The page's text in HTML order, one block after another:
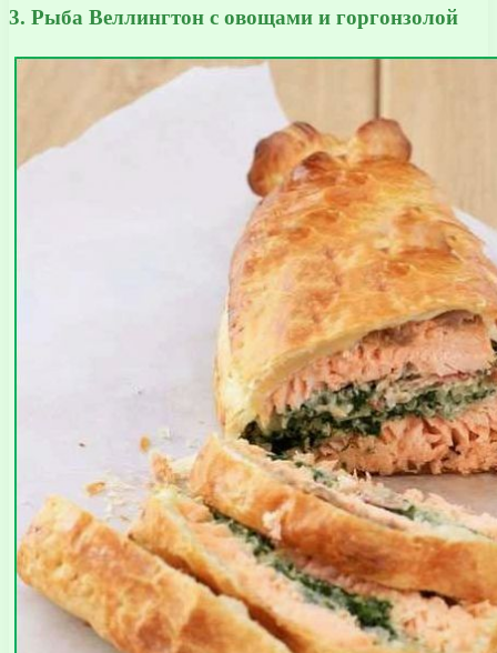
3. Рыба Веллингтон с овощами и горгонзолой